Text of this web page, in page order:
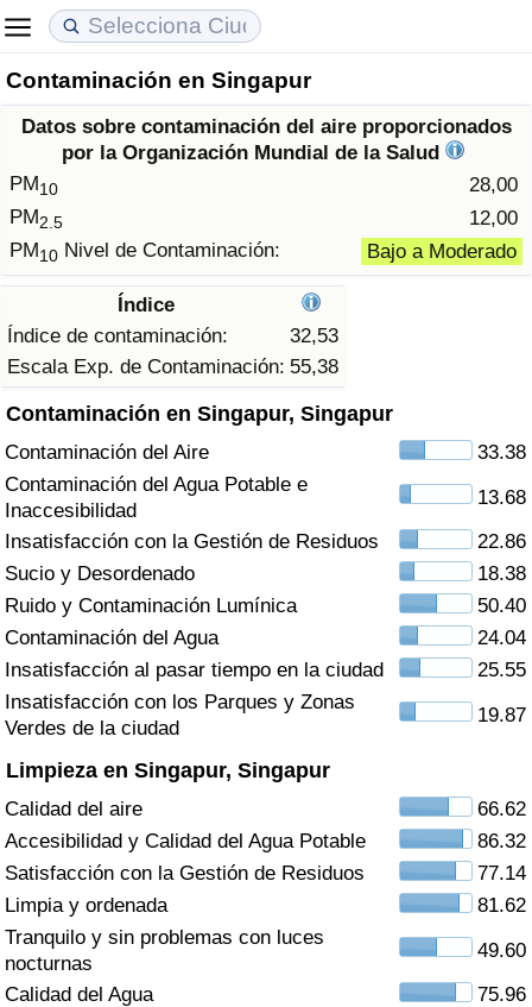
Contaminación en Singapur
Datos sobre contaminación del aire proporcionados
por la Organización Mundial de la Salud
PM10
28,00
PM2.5
12,00
PM10 Nivel de Contaminación: Bajo a Moderado
Índice
Índice de contaminación:
32,53
Escala Exp. de Contaminación: 55,38
Contaminación en Singapur, Singapur
Contaminación del Aire
33.38
Contaminación del Agua Potable e
Inaccesibilidad
13.68
Insatisfacción con la Gestión de Residuos
22.86
Sucio y Desordenado
18.38
Ruido y Contaminación Lumínica
50.40
Contaminación del Agua
24.04
Insatisfacción al pasar tiempo en la ciudad
25.55
Insatisfacción con los Parques y Zonas
Verdes de la ciudad
19.87
Limpieza en Singapur, Singapur
Calidad del aire
66.62
Accesibilidad y Calidad del Agua Potable
86.32
Satisfacción con la Gestión de Residuos
77.14
Limpia y ordenada
81.62
Tranquilo y sin problemas con luces
nocturnas
49.60
Calidad del Agua
75.96
Coste de vida
Índice de Costo de Vida (Actual)
Índice de Costo de Vida
en aqaba
Precios de las propiedades
Índice de Precios de Inmuebles (Actual)
Índice de Precios de Inmuebles
Índice de Precios de Inmuebles por País
Calidad de Vida
Índice de Calidad de Vida
Índice de Calidad de Vida (Actual)
Delincuencia
Calificación del Índice de Criminalidad
(Actual)
Índice de Criminalidad
Índice de criminalidad por país
Sanidad
Índice de Sanidad (Actual)
Índice de Sanidad
Índice de Sanidad por País
Contaminación
Índice de Contaminación (Actual)
Índice de contaminación